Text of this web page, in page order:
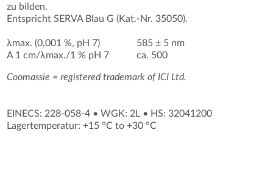
zu bilden.
Entspricht SERVA Blau G (Kat.-Nr. 35050).
λmax. (0,001 %, pH 7)
A 1 cm/λmax./1 % pH 7
585 ± 5 nm
ca. 500
Coomassie = registered trademark of ICI Ltd.
EINECS: 228-058-4 •WGK: 2L • HS: 32041200
Lagertemperatur: +15 °C to +30 °C